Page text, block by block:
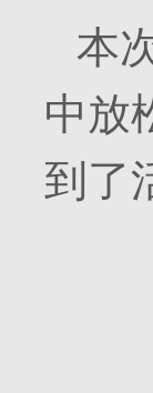
本
中放
到了